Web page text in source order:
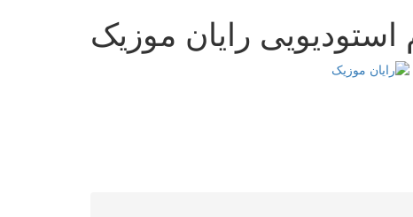
رایان موزیک